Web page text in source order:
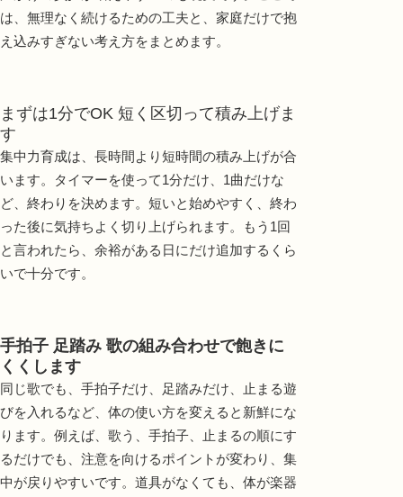
は、無理なく続けるための工夫と、家庭だけで抱
え込みすぎない考え方をまとめます。
まずは1分でOK 短く区切って積み上げま
す
集中力育成は、長時間より短時間の積み上げが合
います。タイマーを使って1分だけ、1曲だけな
ど、終わりを決めます。短いと始めやすく、終わ
った後に気持ちよく切り上げられます。もう1回
と言われたら、余裕がある日にだけ追加するくら
いで十分です。
手拍子 足踏み 歌の組み合わせで飽きに
くくします
同じ歌でも、手拍子だけ、足踏みだけ、止まる遊
びを入れるなど、体の使い方を変えると新鮮にな
ります。例えば、歌う、手拍子、止まるの順にす
るだけでも、注意を向けるポイントが変わり、集
中が戻りやすいです。道具がなくても、体が楽器